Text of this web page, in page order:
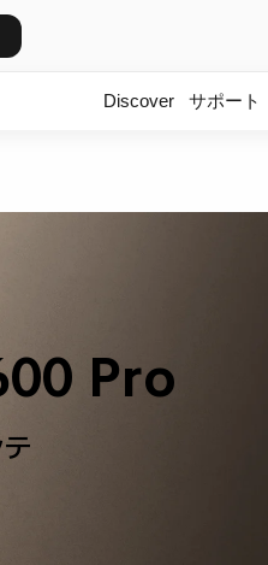
Discover サポート
Pro